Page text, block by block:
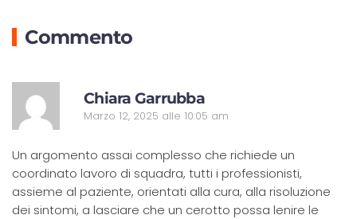
Commento
Chiara Garrubba
Marzo 12, 2025 alle 10:05 am
Un argomento assai complesso che richiede un
coordinato lavoro di squadra, tutti i professionisti,
assieme al paziente, orientati alla cura, alla risoluzione
dei sintomi, a lasciare che un cerotto possa lenire le